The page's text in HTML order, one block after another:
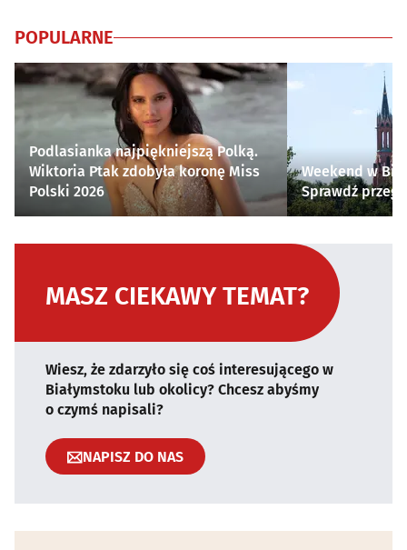
POPULARNE
Podlasianka najpiękniejszą Polką.
Wiktoria Ptak zdobyła koronę Miss
Polski 2026
Weekend w
Sprawdź
MASZ CIEKAWY TEMAT?
Wiesz, że zdarzyło się coś interesującego w
Białymstoku lub okolicy? Chcesz abyśmy
o czymś napisali?
NAPISZ DO NAS